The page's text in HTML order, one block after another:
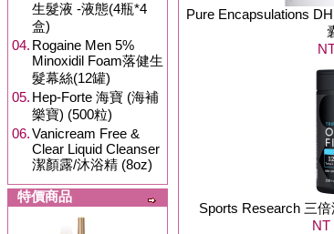
生髮液 -液態(4瓶*4
盒)
04. Rogaine Men 5%
Minoxidil Foam落健生
髮幕絲(12罐)
05. Hep-Forte 海寶 (海補
樂寶) (500粒)
06.Vanicream Free &
Clear Liquid Cleanser
潔顏露/沐浴精 (8oz)
特價商品
Pure Encapsulations
Sports Research 三倍
NT